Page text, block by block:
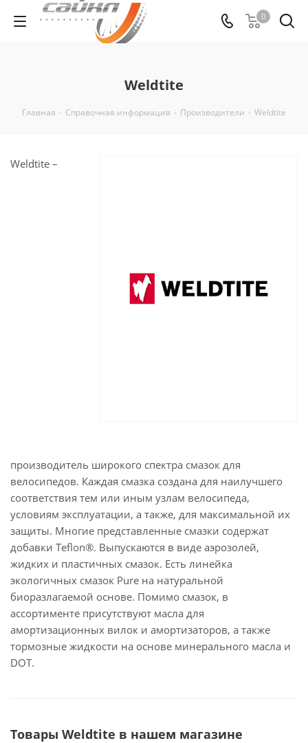
0
Weldtite
Главная - Справочная информация - Производители - Weldtite
Weldtite –
производитель широкого спектра смазок для
велосипедов. Каждая смазка создана для наилучшего
соответствия тем или иным узлам велосипеда,
условиям эксплуатации, а также, для максимальной их
защиты. Многие представленные смазки содержат
добавки Teflon®. Выпускаются в виде аэрозолей,
жидких и пластичных смазок. Есть линейка
экологичных смазок Pure на натуральной
биоразлагаемой основе. Помимо смазок, в
ассортименте присутствуют масла для
амортизационных вилок и амортизаторов, а также
тормозные жидкости на основе минерального масла и
DOT.
Товары Weldtite в нашем магазине